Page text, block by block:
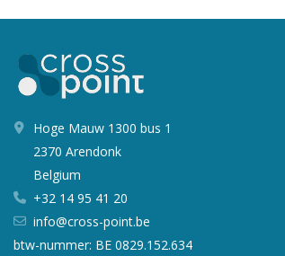
Hoge Mauw 1300 bus 1
2370 Arendonk
Belgium
+32 14 95 41 20
info@cross-point.be
btw-nummer: BE 0829.152.634